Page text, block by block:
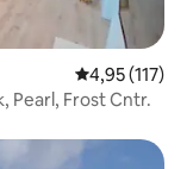
Évaluation
4,95 (117)
Pearl, Frost Cntr.